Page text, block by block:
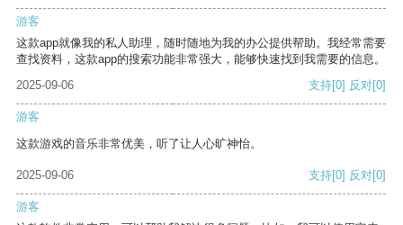
游客
这款app就像我的私人助理，随时随地为我的办公提供帮助。我经常需要
查找资料，这款app的搜索功能非常强大，能够快速找到我需要的信息。
2025-09-06
支持[0] 反对[0]
游客
这款游戏的音乐非常优美，听了让人心旷神怡。
2025-09-06 支持[0] 反对[0]
游客